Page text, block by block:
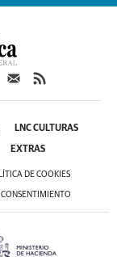
LNC CULTURAS
EXTRAS
DE COOKIES